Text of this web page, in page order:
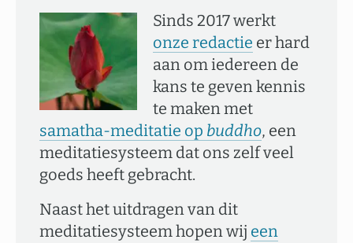
Sinds 2017 werkt
onze redactie er hard
aan om iedereen de
kans te geven kennis
te maken met
samatha-meditatie op buddho, een
meditatiesysteem dat ons zelf veel
goeds heeft gebracht.
Naast het uitdragen van dit
meditatiesysteem hopen wij een